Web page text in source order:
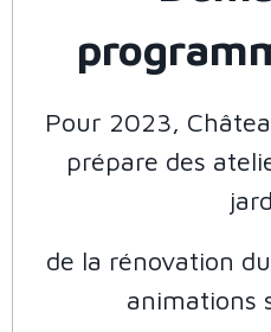
Pour 2023,
prépare des
de la rénovation
animations